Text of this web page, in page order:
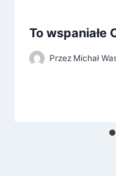
To wspaniałe
Przez Michał